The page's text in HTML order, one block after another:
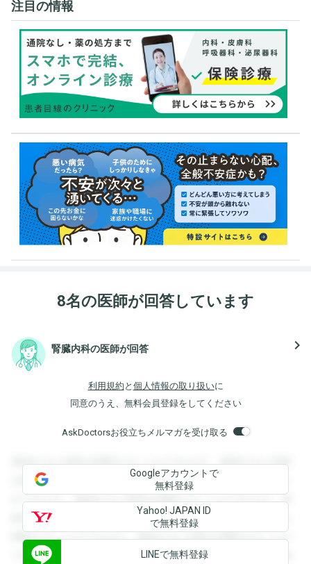
注目の情報
8名の医師が回答しています
腎臓内科の医師が回答 navigate_next
利用規約 と 個人情報の取り扱いに
同意のうえ、無料会員登録をしてください
AskDoctorsお役立ちメルマガを受け取る
登録すると回答を閲覧することができます。登録すると回答
を閲覧することができます。登録すると回答を閲覧すること
ができます。登録すると回答を閲覧することができます。登
録すると回答を閲覧することができます。登録すると回答を
閲覧することができます。登録すると回答を閲覧することが
できます。登録すると回答を閲覧することができます。登録
Googleアカウントで
無料登録
Yahoo! JAPAN ID
で無料登録
LINEで無料登録